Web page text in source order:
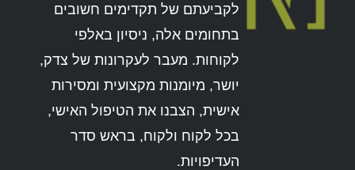
לקביעתם של תקדימים חשובים
בתחומים אלה, ניסיון באלפי
לקוחות. מעבר לעקרונות של צדק,
יושר, מיומנות מקצועית ומסירות
אישית, הצבנו את הטיפול האישי,
בכל לקוח ולקוח, בראש סדר
העדיפויות.